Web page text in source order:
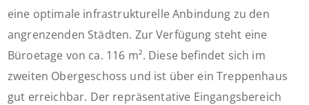
eine optimale infrastrukturelle Anbindung zu den
angrenzenden Städten. Zur Verfügung steht eine
Büroetage von ca. 116 m². Diese befindet sich im
zweiten Obergeschoss und ist über ein Treppenhaus
gut erreichbar. Der repräsentative Eingangsbereich